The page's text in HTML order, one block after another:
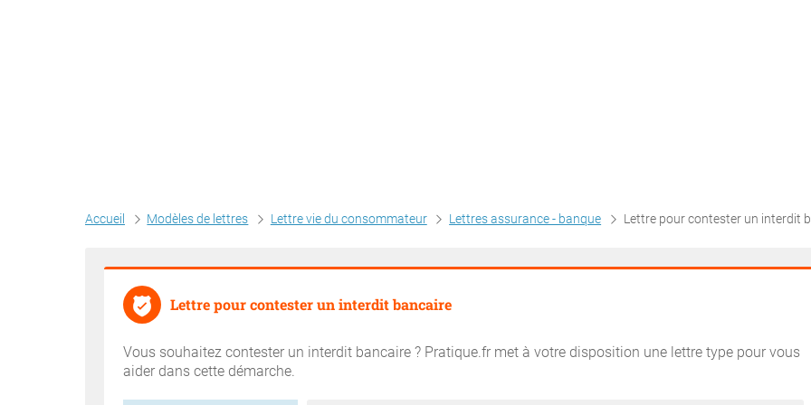
Accueil Modèles de lettres Lettre vie du consommateur Lettres assurance - banque Lettre pour contester un interdit
Lettre pour contester un interdit bancaire
Vous souhaitez contester un interdit bancaire ? Pratique.fr met à votre disposition une lettre type pour vous
aider dans cette démarche.